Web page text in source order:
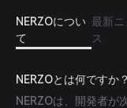
NERZOについ
て
最新ニ
ス
NERZOとは何ですか？
NERZOは、開発者が